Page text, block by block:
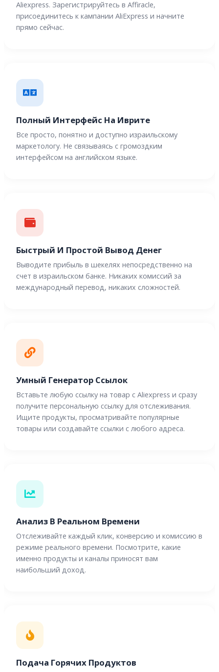
Aliexpress. Зарегистрируйтесь в Affiracle,
присоединитесь к кампании AliExpress и начните
прямо сейчас.
Полный Интерфейс На Иврите
Все просто, понятно и доступно израильскому
маркетологу. Не связываясь с громоздким
интерфейсом на английском языке.
Быстрый И Простой Вывод Денег
Выводите прибыль в шекелях непосредственно на
счет в израильском банке. Никаких комиссий за
международный перевод, никаких сложностей.
Умный Генератор Ссылок
Вставьте любую ссылку на товар с Aliexpress и сразу
получите персональную ссылку для отслеживания.
Ищите продукты, просматривайте популярные
товары или создавайте ссылки с любого адреса.
Анализ В Реальном Времени
Отслеживайте каждый клик, конверсию и комиссию в
режиме реального времени. Посмотрите, какие
именно продукты и каналы приносят вам
наибольший доход.
Подача Горячих Продуктов